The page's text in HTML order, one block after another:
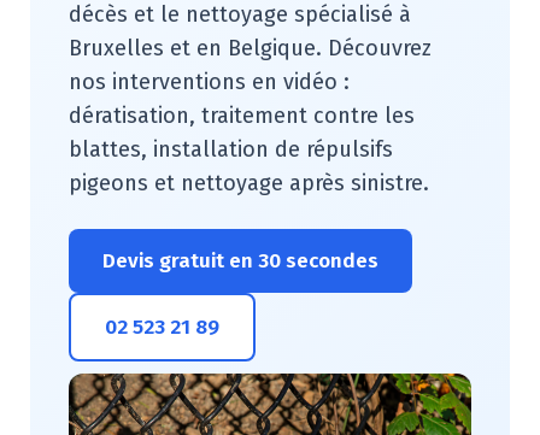
décès et le nettoyage spécialisé à
Bruxelles et en Belgique. Découvrez
nos interventions en vidéo :
dératisation, traitement contre les
blattes, installation de répulsifs
pigeons et nettoyage après sinistre.
Devis gratuit en 30 secondes
02 523 21 89